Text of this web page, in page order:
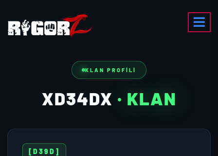
KLAN PROFILI
XD34DX · KLAN
[D39D]